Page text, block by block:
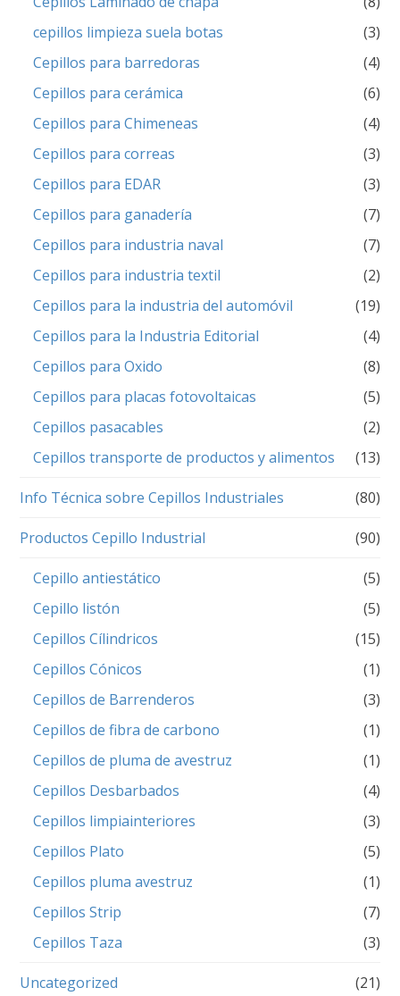
cepillos limpieza suela botas
(3)
Cepillos para barredoras
(4)
Cepillos para cerámica
(6)
Cepillos para Chimeneas
(4)
Cepillos para correas
(3)
Cepillos para EDAR
(3)
Cepillos para ganadería
(7)
Cepillos para industria naval
(7)
Cepillos para industria textil
(2)
Cepillos para la industria del automóvil
(19)
Cepillos para la Industria Editorial
(4)
Cepillos para Oxido
(8)
Cepillos para placas fotovoltaicas
(5)
Cepillos pasacables
(2)
Cepillos transporte de productos y alimentos
(13)
Info Técnica sobre Cepillos Industriales (80)
Productos Cepillo Industrial (90)
Cepillo antiestático
(5)
Cepillo listón
(5)
Cepillos Cílindricos
(15)
Cepillos Cónicos
(1)
Cepillos de Barrenderos
(3)
Cepillos de fibra de carbono
(1)
Cepillos de pluma de avestruz
(1)
Cepillos Desbarbados
(4)
Cepillos limpiainteriores
(3)
Cepillos Plato
(5)
Cepillos pluma avestruz
(1)
Cepillos Strip
(7)
Cepillos Taza
(3)
Uncategorized (21)